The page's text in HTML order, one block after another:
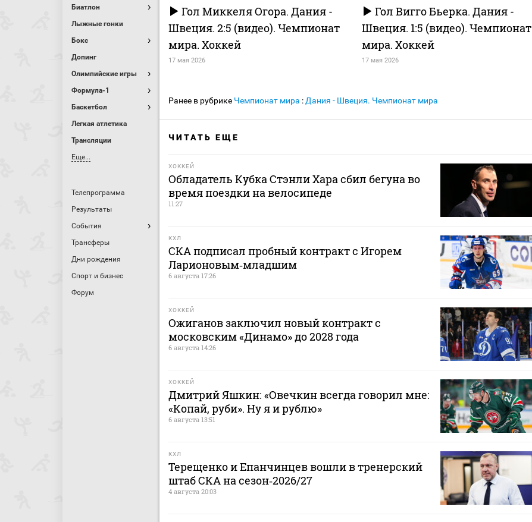
Биатлон
Лыжные гонки
Бокс
Допинг
Олимпийские игры
Формула-1
Баскетбол
Легкая атлетика
Трансляции
Еще...
Телепрограмма
Результаты
События
Трансферы
Дни рождения
Спорт и бизнес
Форум
Гол Миккеля Огора. Дания -
Швеция. 2:5 (видео). Чемпионат
мира. Хоккей
17 мая 2026
Гол Вигго Бьерка. Дания -
Швеция. 1:5 (видео). Чемпионат
мира. Хоккей
17 мая 2026
Ранее в рубрике Чемпионат мира : Дания - Швеция. Чемпионат мира
ЧИТАТЬ ЕЩЕ
ХОККЕЙ
Обладатель Кубка Стэнли Хара сбил бегуна во
время поездки на велосипеде
11:27
КХЛ
СКА подписал пробный контракт с Игорем
Ларионовым‑младшим
6 августа 17:26
ХОККЕЙ
Ожиганов заключил новый контракт с
московским «Динамо» до 2028 года
6 августа 14:26
ХОККЕЙ
Дмитрий Яшкин: «Овечкин всегда говорил мне:
«Копай, руби». Ну я и рублю»
6 августа 13:51
КХЛ
Терещенко и Епанчинцев вошли в тренерский
штаб СКА на сезон‑2026/27
4 августа 20:03